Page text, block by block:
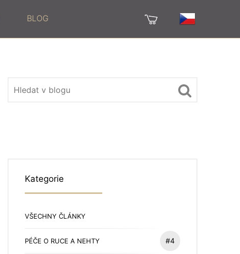
BLOG
Kategorie
VŠECHNY ČLÁNKY
PÉČE O RUCE A NEHTY #4